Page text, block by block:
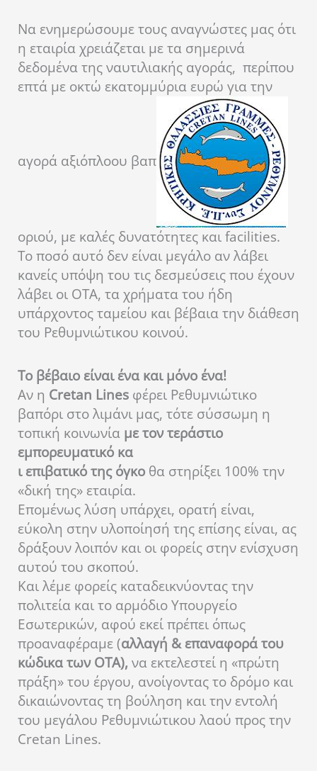
Να ενημερώσουμε τους αναγνώστες μας ότι
η εταιρία χρειάζεται με τα σημερινά
δεδομένα της ναυτιλιακής αγοράς, περίπου
επτά με οκτώ εκατομμύρια ευρώ για την
αγορά αξιόπλοου βαπ
οριού, με καλές δυνατότητες και facilities.
Το ποσό αυτό δεν είναι μεγάλο αν λάβει
κανείς υπόψη του τις δεσμεύσεις που έχουν
λάβει οι ΟΤΑ, τα χρήματα του ήδη
υπάρχοντος ταμείου και βέβαια την διάθεση
του Ρεθυμνιώτικου κοινού.
Το βέβαιο είναι ένα και μόνο ένα!
Αν η Cretan Lines φέρει Ρεθυμνιώτικο
βαπόρι στο λιμάνι μας, τότε σύσσωμη η
τοπική κοινωνία με τον τεράστιο
εμπορευματικό κα
ι επιβατικό της όγκο θα στηρίξει 100% την
«δική της» εταιρία.
Επομένως λύση υπάρχει, ορατή είναι,
εύκολη στην υλοποίησή της επίσης είναι, ας
δράξουν λοιπόν και οι φορείς στην ενίσχυση
αυτού του σκοπού.
Και λέμε φορείς καταδεικνύοντας την
πολιτεία και το αρμόδιο Υπουργείο
Εσωτερικών, αφού εκεί πρέπει όπως
προαναφέραμε (αλλαγή & επαναφορά του
κώδικα των ΟΤΑ), να εκτελεστεί η «πρώτη
πράξη» του έργου, ανοίγοντας το δρόμο και
δικαιώνοντας τη βούληση και την εντολή
του μεγάλου Ρεθυμνιώτικου λαού προς την
Cretan Lines.